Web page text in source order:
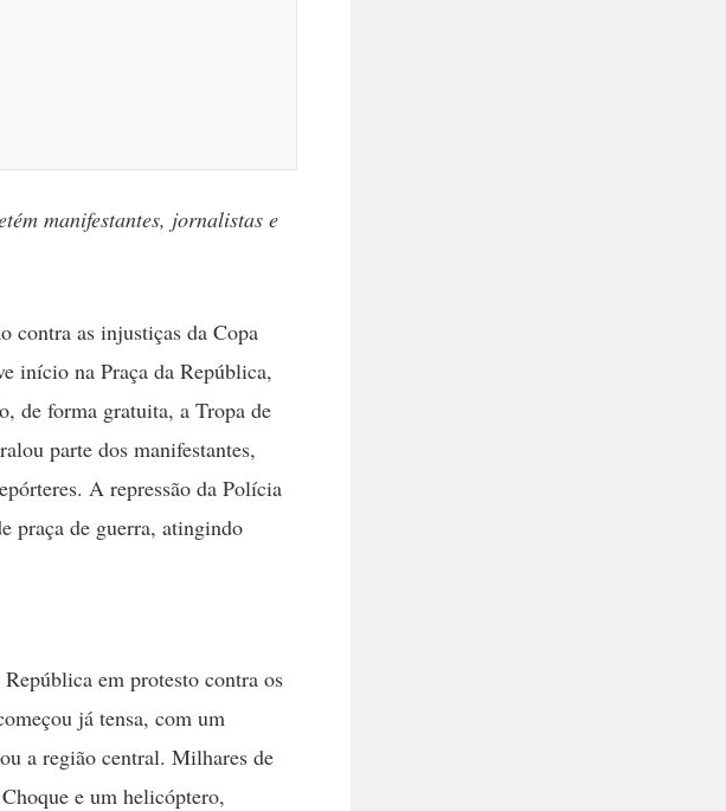
manifestantes, jornalistas e
contra as injustiças da Copa
início na Praça da República,
de forma gratuita, a Tropa de
parte dos manifestantes,
A repressão da Polícia
praça de guerra, atingindo
em protesto contra os
já tensa, com um
a região central. Milhares de
e um helicóptero,